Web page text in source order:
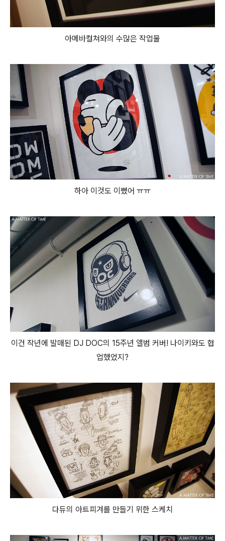
아메바컬쳐와의 수많은 작업물
하아 이것도 이뻤어 ㅠㅠ
이건 작년에 발매된 DJ DOC의 15주년 앨범 커버! 나이키와도 협
업했었지?
다듀의 아트피겨를 만들기 위한 스케치